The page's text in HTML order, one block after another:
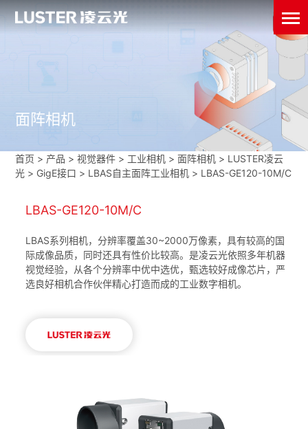
面阵相机
首页 > 产品 > 视觉器件 > 工业相机 >面阵相机 > LUSTER凌云
光 > GigE接口 > LBAS自主面阵工业相机 > LBAS-GE120-10M/C
LBAS-GE120-10M/C
LBAS系列相机，分辨率覆盖30~2000万像素，具有较高的国
际成像品质，同时还具有性价比较高。是凌云光依照多年机器
视觉经验，从各个分辨率中优中选优，甄选较好成像芯片，严
选良好相机合作伙伴精心打造而成的工业数字相机。